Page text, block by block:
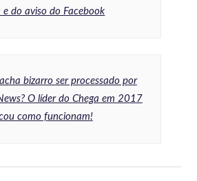
do aviso do Facebook
bizarro ser processado por
O líder do Chega em 2017
como funcionam!